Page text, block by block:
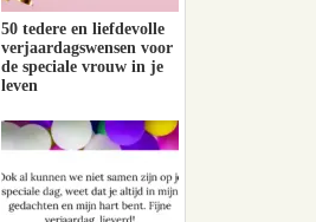
50 tedere en liefdevolle
verjaardagswensen voor
de speciale vrouw in je
leven